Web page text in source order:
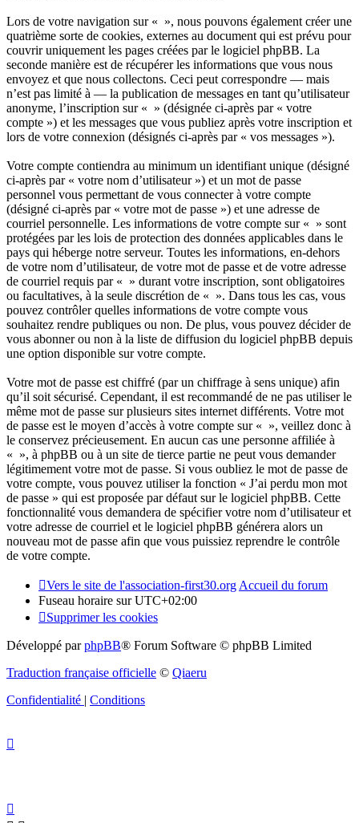
Lors de votre navigation sur « », nous pouvons également créer une
quatrième sorte de cookies, externes au document qui est prévu pour
couvrir uniquement les pages créées par le logiciel phpBB. La
seconde manière est de récupérer les informations que vous nous
envoyez et que nous collectons. Ceci peut correspondre — mais
n’est pas limité à — la publication de messages en tant qu’utilisateur
anonyme, l’inscription sur « » (désignée ci-après par « votre
compte ») et les messages que vous publiez après votre inscription et
lors de votre connexion (désignés ci-après par « vos messages »).
Votre compte contiendra au minimum un identifiant unique (désigné
ci-après par « votre nom d’utilisateur ») et un mot de passe
personnel vous permettant de vous connecter à votre compte
(désigné ci-après par « votre mot de passe ») et une adresse de
courriel personnelle. Les informations de votre compte sur « » sont
protégées par les lois de protection des données applicables dans le
pays qui héberge notre serveur. Toutes les informations, en-dehors
de votre nom d’utilisateur, de votre mot de passe et de votre adresse
de courriel requis par « » durant votre inscription, sont obligatoires
ou facultatives, à la seule discrétion de « ». Dans tous les cas, vous
pouvez contrôler quelles informations de votre compte vous
souhaitez rendre publiques ou non. De plus, vous pouvez décider de
vous abonner ou non à la liste de diffusion du logiciel phpBB depuis
une option disponible sur votre compte.
Votre mot de passe est chiffré (par un chiffrage à sens unique) afin
qu’il soit sécurisé. Cependant, il est recommandé de ne pas utiliser le
même mot de passe sur plusieurs sites internet différents. Votre mot
de passe est le moyen d’accès à votre compte sur « », veillez donc à
le conservez précieusement. En aucun cas une personne affiliée à
« », à phpBB ou à un site de tierce partie ne peut vous demander
légitimement votre mot de passe. Si vous oubliez le mot de passe de
votre compte, vous pouvez utiliser la fonction « J’ai perdu mon mot
de passe » qui est proposée par défaut sur le logiciel phpBB. Cette
fonctionnalité vous demandera de spécifier votre nom d’utilisateur et
votre adresse de courriel et le logiciel phpBB générera alors un
nouveau mot de passe afin que vous puissiez reprendre le contrôle
de votre compte.
Vers le site de l'association-first30.org Accueil du forum
Fuseau horaire surUTC+02:00
Supprimer les cookies
Développé parphpBB® Forum Software © phpBB Limited
Traduction française officielle © Qiaeru
Confidentialité | Conditions